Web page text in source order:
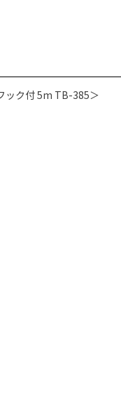
ック付 5m TB-385＞